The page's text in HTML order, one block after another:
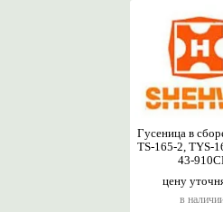
цену
в
Гусеница в
TS-165-2, TYS-
43-